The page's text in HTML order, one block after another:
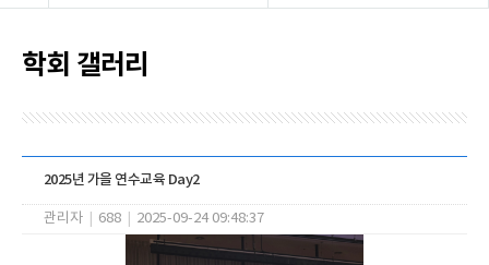
학회 갤러리
2025년 가을 연수교육 Day2
관리자 688 2025-09-24 09:48:37